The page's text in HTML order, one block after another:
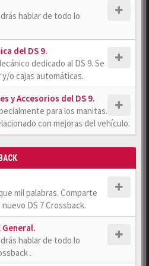
hablar de todo lo
del DS 9.
dedicado al DS 9. Se
o cajas automáticas.
y Accesorios del DS 9.
para los manitas.
con mejoras del vehículo.
mil palabras. Comparte
DS 7 Crossback.
General.
hablar de todo lo
.